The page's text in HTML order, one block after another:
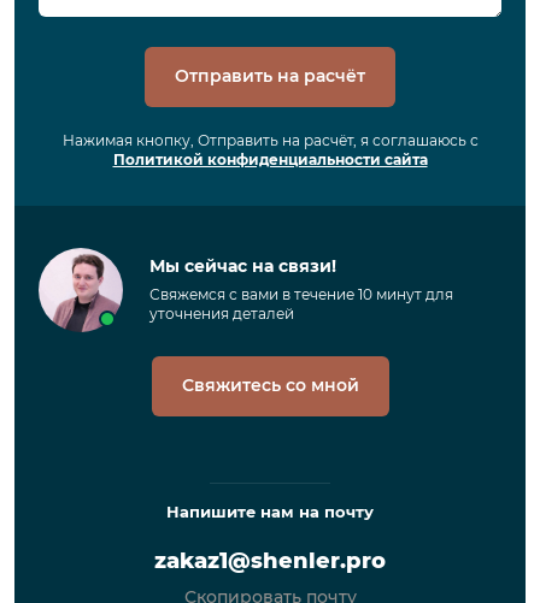
Отправить на расчёт
Нажимая кнопку, Отправить на расчёт, я соглашаюсь с
Политикой конфиденциальности сайта
Мы сейчас на связи!
Свяжемся с вами в течение 10 минут для
уточнения деталей
Свяжитесь со мной
Напишите нам на почту
zakaz1@shenler.pro
Скопировать почту